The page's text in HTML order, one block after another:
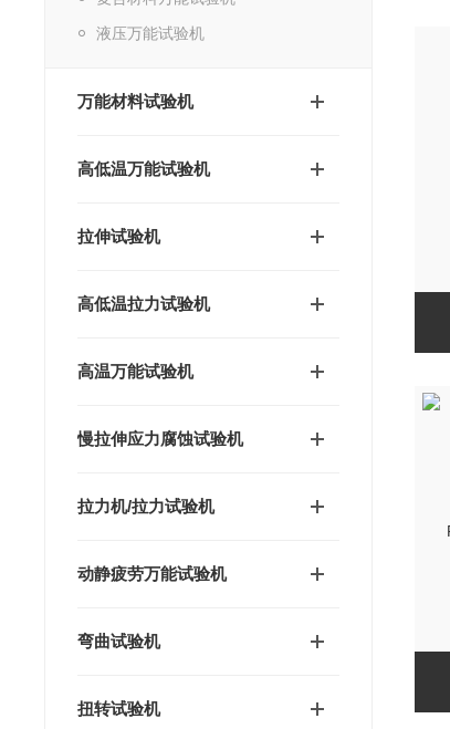
液压万能试验机
万能材料试验机
高低温万能试验机
拉伸试验机
高低温拉力试验机
高温万能试验机
慢拉伸应力腐蚀试验机
拉力机/拉力试验机
动静疲劳万能试验机
弯曲试验机
扭转试验机